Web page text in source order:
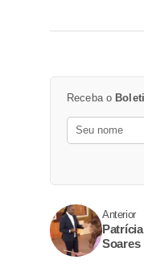
Receba o
Anterior